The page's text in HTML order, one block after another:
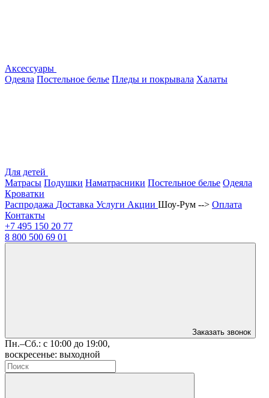
Аксессуары
Одеяла Постельное белье Пледы и покрывала Халаты
Для детей
Матрасы Подушки Наматрасники Постельное белье Одеяла
Кроватки
Распродажа Доставка Услуги Акции Шоу-Рум --> Оплата
Контакты
+7 495 150 20 77
8 800 500 69 01
Заказать звонок
Пн.–Сб.: с 10:00 до 19:00,
воскресенье: выходной